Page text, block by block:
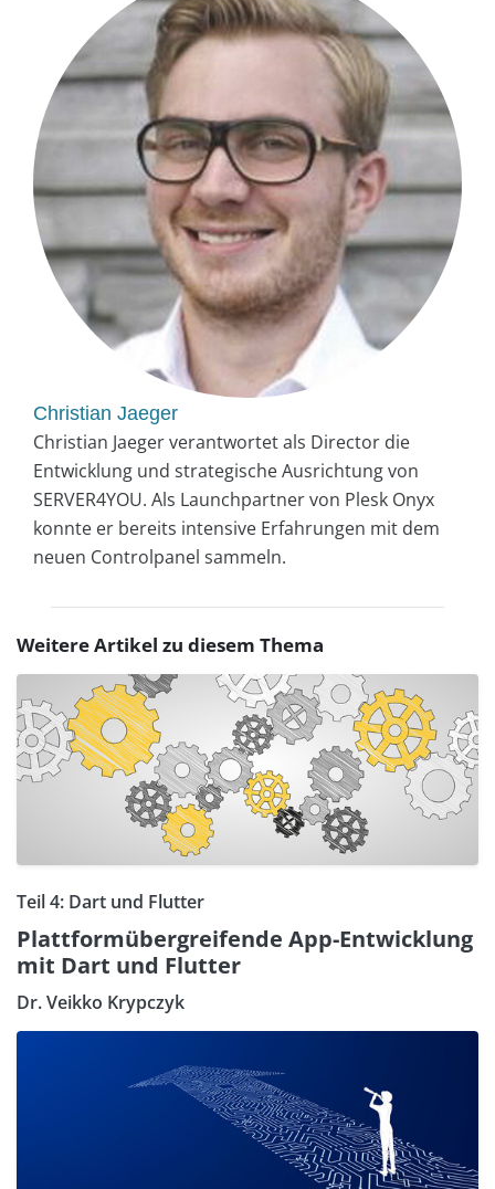
Christian Jaeger
Christian Jaeger verantwortet als Director die
Entwicklung und strategische Ausrichtung von
SERVER4YOU. Als Launchpartner von Plesk Onyx
konnte er bereits intensive Erfahrungen mit dem
neuen Controlpanel sammeln.
Weitere Artikel zu diesem Thema
Teil 4: Dart und Flutter
Plattformübergreifende App-Entwicklung
mit Dart und Flutter
Dr. Veikko Krypczyk